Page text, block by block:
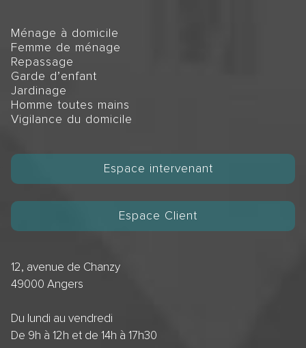
Ménage à domicile
Femme de ménage
Repassage
Garde d’enfant
Jardinage
Homme toutes mains
Vigilance du domicile
Espace intervenant
Espace Client
12, avenue de Chanzy
49000 Angers
Du lundi au vendredi
De 9h à 12h et de 14h à 17h30